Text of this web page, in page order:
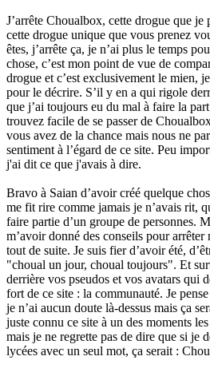
J’arrête Choualbox, cette drogue que je
cette drogue unique que vous prenez
êtes, j’arrête ça, je n’ai plus le temps
chose, c’est mon point de vue de
drogue et c’est exclusivement le mien,
pour le décrire. S’il y en a qui rigole
que j’ai toujours eu du mal à faire la
trouvez facile de se passer de
vous avez de la chance mais nous ne
sentiment à l’égard de ce site. Peu
j'ai dit ce que j'avais à dire.
Bravo à Saian d’avoir créé quelque
me fit rire comme jamais je n’avais rit,
faire partie d’un groupe de personnes.
m’avoir donné des conseils pour arrêter
tout de suite. Je suis fier d’avoir été,
"choual un jour, choual toujours". Et
derrière vos pseudos et vos avatars qui
fort de ce site : la communauté. Je
je n’ai aucun doute là-dessus mais ça
juste connu ce site à un des moments
mais je ne regrette pas de dire que si je
lycées avec un seul mot, ça serait :